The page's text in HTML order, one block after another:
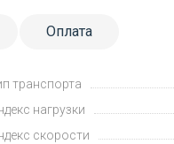
Оплата
транспорта
нагрузки
скорости